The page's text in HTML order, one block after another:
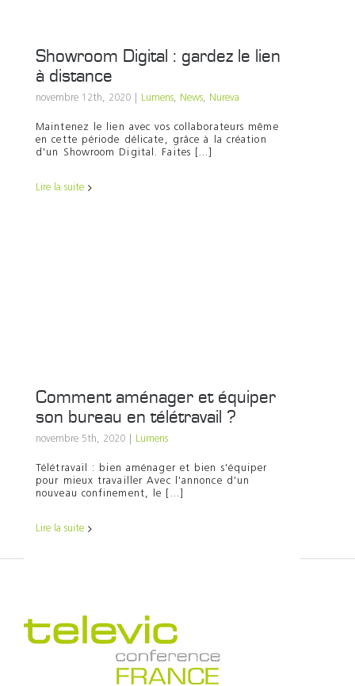
Showroom Digital : gardez le lien
à distance
novembre 12th, 2020 Lumens, News, Nureva
Maintenez le lien avec vos collaborateurs même
en cette période délicate, grâce à la création
d'un Showroom Digital. Faites [...]
Lire la suite
Comment aménager et équiper
son bureau en télétravail ?
novembre 5th, 2020 Lumens
Télétravail : bien aménager et bien s'équiper
pour mieux travailler Avec l'annonce d'un
nouveau confinement, le [...]
Lire la suite